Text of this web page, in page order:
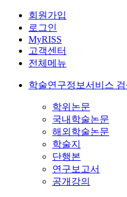
회원가입
로그인
MyRISS
고객센터
전체메뉴
학술연구정보서비스 검
학위논문
국내학술논문
해외학술논문
학술지
단행본
연구보고서
공개강의